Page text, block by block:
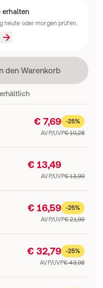
erhalten
heute oder morgen prüfen.
den Warenkorb
€ 7,69
-25%
AVP/UVP€ 10,28
€ 13,49
AVP/UVP€ 13,99
€ 16,59
-25%
AVP/UVP€ 21,99
€ 32,79
-25%
AVP/UVP€ 43,98